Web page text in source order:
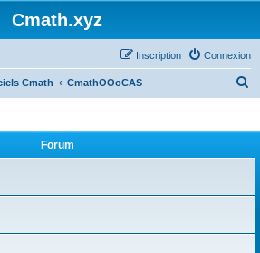
Cmath.xyz
Connexion
Inscription
Cmath CmathOOoCAS
h
Forum